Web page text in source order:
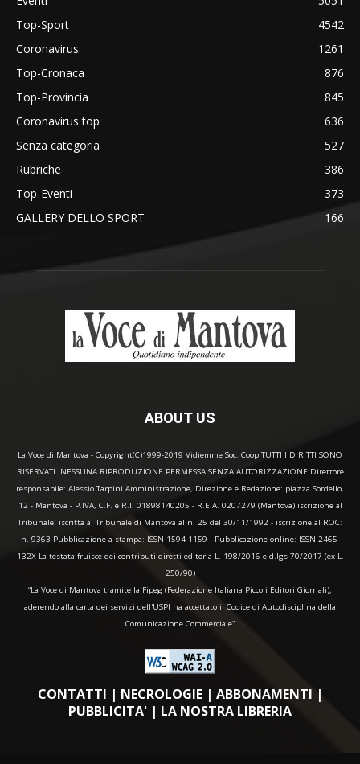
Top-Sport
4542
Coronavirus
1261
Top-Cronaca
876
Top-Provincia
845
Coronavirus top
636
Senza categoria
527
Rubriche
386
Top-Eventi
373
GALLERY DELLO SPORT
166
ABOUT US
La Voce di Mantova - Copyright(C)1999-2019 Vidiemme Soc. Coop TUTTI I DIRITTI SONO
RISERVATI. NESSUNA RIPRODUZIONE PERMESSA SENZA AUTORIZZAZIONE Direttore
responsabile: Alessio Tarpini Amministrazione, Direzione e Redazione: piazza Sordello,
12 - Mantova - P.IVA, C.F. e R.I. 01898140205 - R.E.A. 0207279 (Mantova) iscrizione al
Tribunale: iscritta al Tribunale di Mantova al n. 25 del 30/11/1992 - iscrizione al ROC:
n. 9363 Pubblicazione a stampa: ISSN 1594-1159 - Pubblicazione online: ISSN 2465-
132X La testata fruisce dei contributi diretti editoria L. 198/2016 e d.lgs 70/2017 (ex L.
250/90)
“La Voce di Mantova tramite la Fipeg (Federazione Italiana Piccoli Editori Giornali),
aderendo alla carta dei servizi dell'USPI ha accettato il Codice di Autodisciplina della
Comunicazione Commerciale"
CONTATTI | NECROLOGIE| ABBONAMENTI |
PUBBLICITA' | LA NOSTRA LIBRERIA